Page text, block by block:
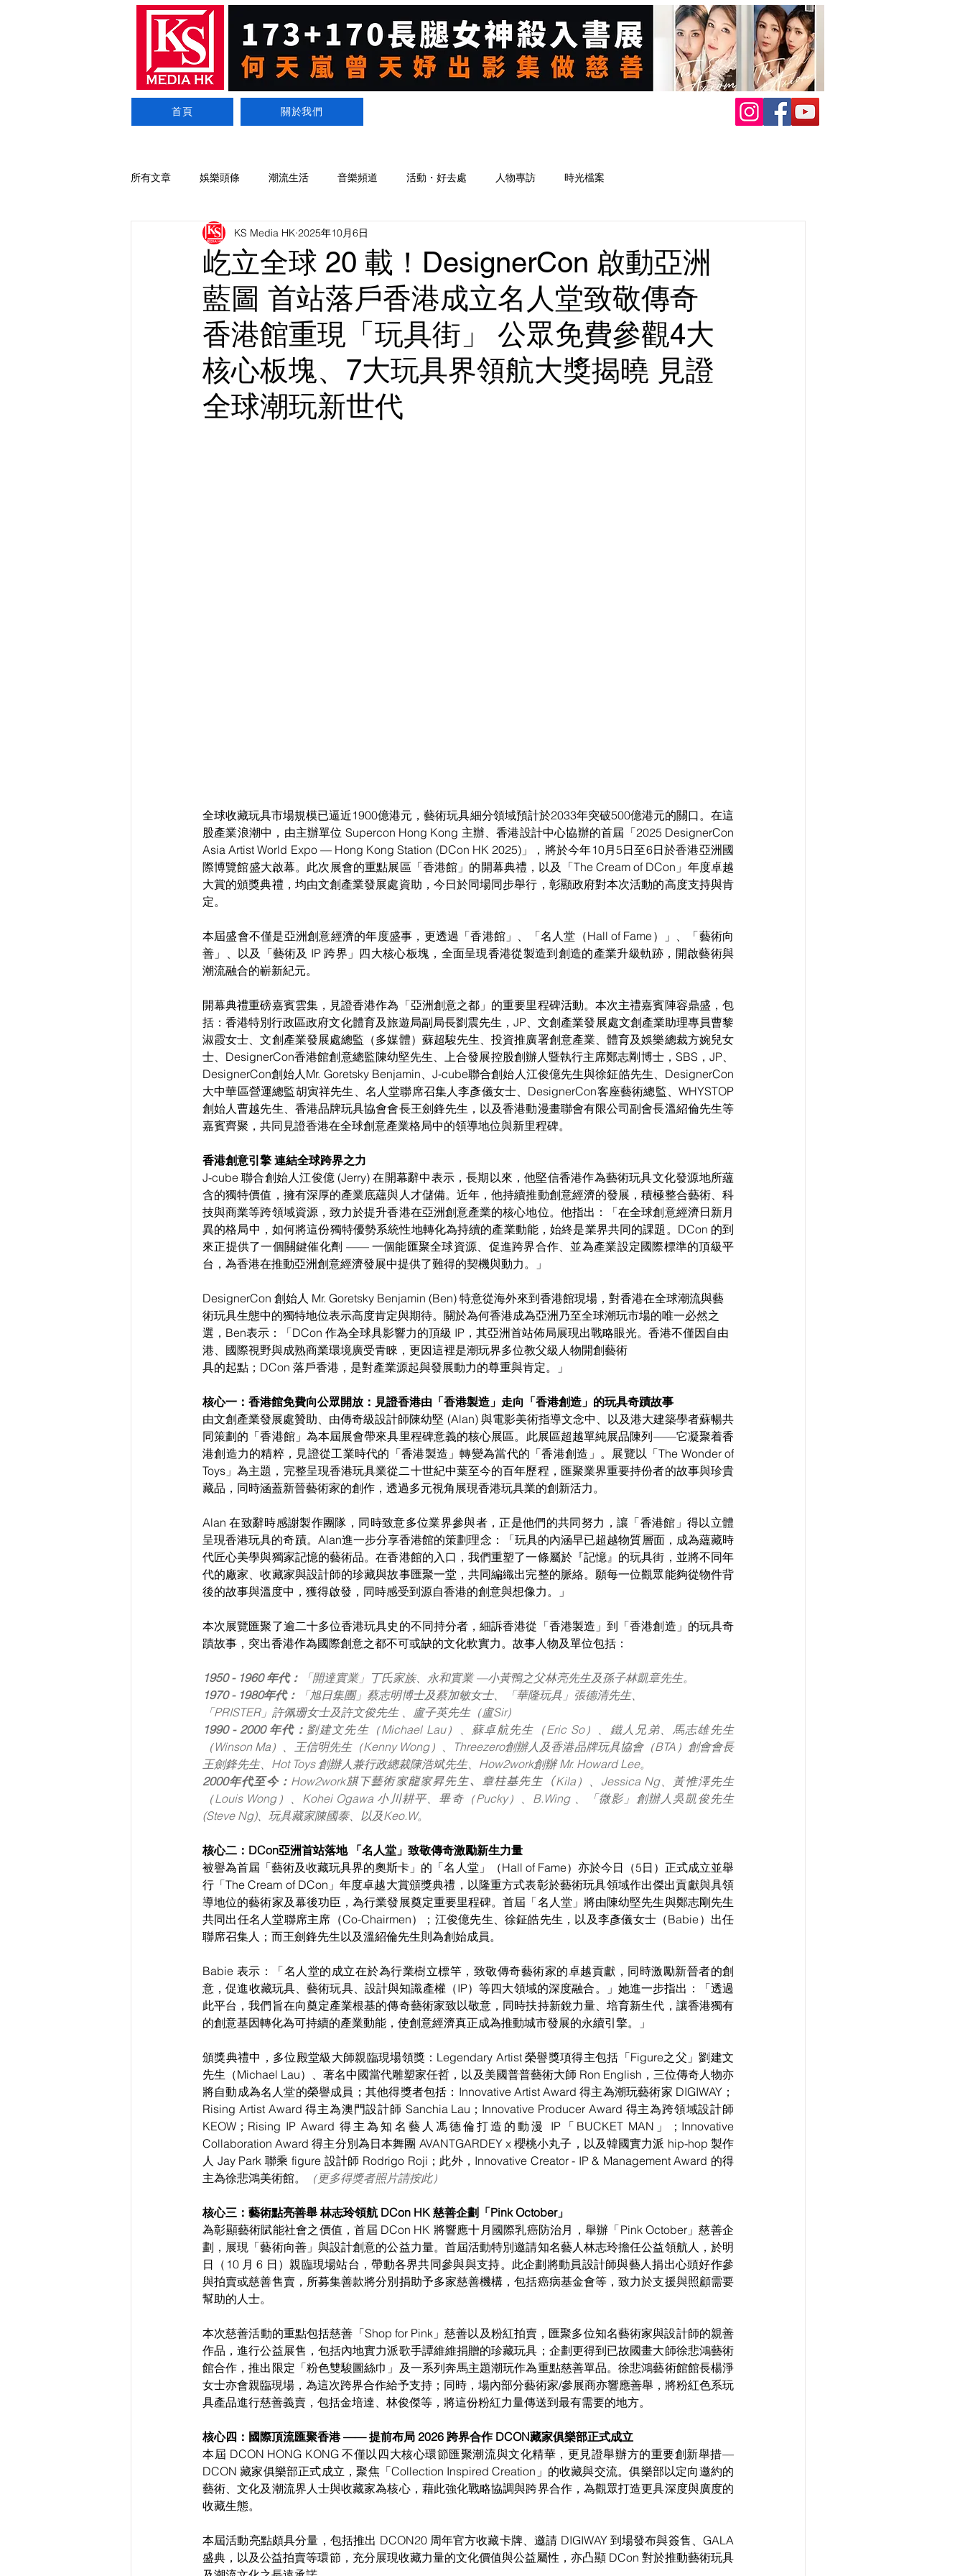
首頁 關於我們
所有文章 娛樂頭條 潮流生活 音樂頻道 活動・好去處 人物專訪 時光檔案
屹立全球 20 載！DesignerCon 啟動亞洲
藍圖 首站落戶香港成立名人堂致敬傳奇
香港館重現「玩具街」 公眾免費參觀4大
核心板塊、7大玩具界領航大獎揭曉 見證
全球潮玩新世代
KS Media HK 2025年10月6日
全球收藏玩具市場規模已逼近1900億港元，藝術玩具細分領域預計於2033年突破500億港元的關口。在這
股產業浪潮中，由主辦單位 Supercon Hong Kong 主辦、香港設計中心協辦的首屆「2025 DesignerCon
Asia Artist World Expo — Hong Kong Station (DCon HK 2025)」，將於今年10月5日至6日於香港亞洲國
際博覽館盛大啟幕。此次展會的重點展區「香港館」的開幕典禮，以及「The Cream of DCon」年度卓越
大賞的頒獎典禮，均由文創產業發展處資助，今日於同場同步舉行，彰顯政府對本次活動的高度支持與肯
定。
本屆盛會不僅是亞洲創意經濟的年度盛事，更透過「香港館」、「名人堂（Hall of Fame）」、「藝術向
善」、以及「藝術及 IP 跨界」四大核心板塊，全面呈現香港從製造到創造的產業升級軌跡，開啟藝術與
潮流融合的嶄新紀元。
開幕典禮重磅嘉賓雲集，見證香港作為「亞洲創意之都」的重要里程碑活動。本次主禮嘉賓陣容鼎盛，包
括：香港特別行政區政府文化體育及旅遊局副局長劉震先生，JP、文創產業發展處文創產業助理專員曹黎
淑霞女士、文創產業發展處總監（多媒體）蘇超駿先生、投資推廣署創意產業、體育及娛樂總裁方婉兒女
士、DesignerCon香港館創意總監陳幼堅先生、上合發展控股創辦人暨執行主席鄭志剛博士，SBS，JP、
DesignerCon創始人Mr. Goretsky Benjamin、J-cube聯合創始人江俊億先生與徐鉦皓先生、DesignerCon
大中華區營運總監胡寅祥先生、名人堂聯席召集人李彥儀女士、DesignerCon客座藝術總監、WHYSTOP
創始人曹越先生、香港品牌玩具協會會長王劍鋒先生，以及香港動漫畫聯會有限公司副會長溫紹倫先生等
嘉賓齊聚，共同見證香港在全球創意產業格局中的領導地位與新里程碑。
香港創意引擎 連結全球跨界之力
J-cube 聯合創始人江俊億 (Jerry) 在開幕辭中表示，長期以來，他堅信香港作為藝術玩具文化發源地所蘊
含的獨特價值，擁有深厚的產業底蘊與人才儲備。近年，他持續推動創意經濟的發展，積極整合藝術、科
技與商業等跨領域資源，致力於提升香港在亞洲創意產業的核心地位。他指出：「在全球創意經濟日新月
異的格局中，如何將這份獨特優勢系統性地轉化為持續的產業動能，始終是業界共同的課題。DCon 的到
來正提供了一個關鍵催化劑 —— 一個能匯聚全球資源、促進跨界合作、並為產業設定國際標準的頂級平
台，為香港在推動亞洲創意經濟發展中提供了難得的契機與動力。」
DesignerCon 創始人 Mr. Goretsky Benjamin (Ben) 特意從海外來到香港館現場，對香港在全球潮流與藝
術玩具生態中的獨特地位表示高度肯定與期待。關於為何香港成為亞洲乃至全球潮玩市場的唯一必然之
選，Ben表示：「DCon 作為全球具影響力的頂級 IP，其亞洲首站佈局展現出戰略眼光。香港不僅因自由
港、國際視野與成熟商業環境廣受青睞，更因這裡是潮玩界多位教父級人物開創藝術
具的起點；DCon 落戶香港，是對產業源起與發展動力的尊重與肯定。」
核心一：香港館免費向公眾開放：見證香港由「香港製造」走向「香港創造」的玩具奇蹟故事
由文創產業發展處贊助、由傳奇級設計師陳幼堅 (Alan) 與電影美術指導文念中、以及港大建築學者蘇暢共
同策劃的「香港館」為本屆展會帶來具里程碑意義的核心展區。此展區超越單純展品陳列——它凝聚着香
港創造力的精粹，見證從工業時代的「香港製造」轉變為當代的「香港創造」。展覽以「The Wonder of
Toys」為主題，完整呈現香港玩具業從二十世紀中葉至今的百年歷程，匯聚業界重要持份者的故事與珍貴
藏品，同時涵蓋新晉藝術家的創作，透過多元視角展現香港玩具業的創新活力。
Alan 在致辭時感謝製作團隊，同時致意多位業界參與者，正是他們的共同努力，讓「香港館」得以立體
呈現香港玩具的奇蹟。Alan進一步分享香港館的策劃理念：「玩具的內涵早已超越物質層面，成為蘊藏時
代匠心美學與獨家記憶的藝術品。在香港館的入口，我們重塑了一條屬於『記憶』的玩具街，並將不同年
代的廠家、收藏家與設計師的珍藏與故事匯聚一堂，共同編織出完整的脈絡。願每一位觀眾能夠從物件背
後的故事與溫度中，獲得啟發，同時感受到源自香港的創意與想像力。」
本次展覽匯聚了逾二十多位香港玩具史的不同持分者，細訴香港從「香港製造」到「香港創造」的玩具奇
蹟故事，突出香港作為國際創意之都不可或缺的文化軟實力。故事人物及單位包括：
1950 - 1960 年代：
「開達實業」丁氏家族、永和實業 —小黃鴨之父林亮先生及孫子林凱章先生。
1970 - 1980年代：
「旭日集團」蔡志明博士及蔡加敏女士、「華隆玩具」張德清先生、
「PRISTER」許佩珊女士及許文俊先生 、盧子英先生（盧Sir)
1990 - 2000 年代： 劉建文先生（Michael Lau）、蘇卓航先生（Eric So）、鐵人兄弟、馬志雄先生
（Winson Ma）、王信明先生（Kenny Wong）、Threezero創辦人及香港品牌玩具協會（BTA）創會會長
王劍鋒先生、Hot Toys 創辦人兼行政總裁陳浩斌先生、How2work創辦 Mr. Howard Lee。
2000年代至今： How2work𣄃下藝術家龍家昇先生、章柱基先生（Kila）、Jessica Ng、黃惟澤先生
（Louis Wong）、Kohei Ogawa 小川耕平、畢奇（Pucky）、B.Wing 、「微影」創辦人吳凱俊先生
(Steve Ng)、玩具藏家陳國泰、以及Keo.W。
核心二：DCon亞洲首站落地 「名人堂」致敬傳奇激勵新生力量
被譽為首屆「藝術及收藏玩具界的奧斯卡」的「名人堂」（Hall of Fame）亦於今日（5日）正式成立並舉
行「The Cream of DCon」年度卓越大賞頒獎典禮，以隆重方式表彰於藝術玩具領域作出傑出貢獻與具領
導地位的藝術家及幕後功臣，為行業發展奠定重要里程碑。首屆「名人堂」將由陳幼堅先生與鄭志剛先生
共同出任名人堂聯席主席（Co-Chairmen）；江俊億先生、徐鉦皓先生，以及李彥儀女士（Babie）出任
聯席召集人；而王劍鋒先生以及溫紹倫先生則為創始成員。
Babie 表示：「名人堂的成立在於為行業樹立標竿，致敬傳奇藝術家的卓越貢獻，同時激勵新晉者的創
意，促進收藏玩具、藝術玩具、設計與知識產權（IP）等四大領域的深度融合。」她進一步指出：「透過
此平台，我們旨在向奠定產業根基的傳奇藝術家致以敬意，同時扶持新銳力量、培育新生代，讓香港獨有
的創意基因轉化為可持續的產業動能，使創意經濟真正成為推動城市發展的永續引擎。」
頒獎典禮中，多位殿堂級大師親臨現場領獎：Legendary Artist 榮譽獎項得主包括「Figure之父」劉建文
先生（Michael Lau）、著名中國當代雕塑家任哲，以及美國普普藝術大師 Ron English，三位傳奇人物亦
將自動成為名人堂的榮譽成員；其他得獎者包括：Innovative Artist Award 得主為潮玩藝術家 DIGIWAY；
Rising Artist Award 得主為澳門設計師 Sanchia Lau；Innovative Producer Award 得主為跨領域設計師
KEOW；Rising IP Award 得主為知名藝人馮德倫打造的動漫 IP「BUCKET MAN」；Innovative
Collaboration Award 得主分別為日本舞團 AVANTGARDEY x 櫻桃小丸子，以及韓國實力派 hip-hop 製作
人 Jay Park 聯乘 figure 設計師 Rodrigo Roji；此外，Innovative Creator - IP & Management Award 的得
主為徐悲鴻美術館。
（更多得獎者照片請按此）
核心三：藝術點亮善舉 林志玲領航 DCon HK 慈善企劃「Pink October」
為彰顯藝術賦能社會之價值，首屆 DCon HK 將響應十月國際乳癌防治月，舉辦「Pink October」慈善企
劃，展現「藝術向善」與設計創意的公益力量。首屆活動特別邀請知名藝人林志玲擔任公益領航人，於明
日（10 月 6 日）親臨現場站台，帶動各界共同參與與支持。此企劃將動員設計師與藝人捐出心頭好作參
與拍賣或慈善售賣，所募集善款將分別捐助予多家慈善機構，包括癌病基金會等，致力於支援與照顧需要
幫助的人士。
本次慈善活動的重點包括慈善「Shop for Pink」慈善以及粉紅拍賣，匯聚多位知名藝術家與設計師的親善
作品，進行公益展售，包括內地實力派歌手譚維維捐贈的珍藏玩具；企劃更得到已故國畫大師徐悲鴻藝術
館合作，推出限定「粉色雙駿圖絲巾」及一系列奔馬主題潮玩作為重點慈善單品。徐悲鴻藝術館館長楊淨
女士亦會親臨現場，為這次跨界合作給予支持；同時，場內部分藝術家/參展商亦響應善舉，將粉紅色系玩
具產品進行慈善義賣，包括金培達、林俊傑等，將這份粉紅力量傳送到最有需要的地方。
核心四：國際頂流匯聚香港 —— 提前布局 2026 跨界合作 DCON藏家俱樂部正式成立
本屆 DCON HONG KONG 不僅以四大核心環節匯聚潮流與文化精華，更見證舉辦方的重要創新舉措—
DCON 藏家俱樂部正式成立，聚焦「Collection Inspired Creation」的收藏與交流。俱樂部以定向邀約的
藝術、文化及潮流界人士與收藏家為核心，藉此強化戰略協調與跨界合作，為觀眾打造更具深度與廣度的
收藏生態。
本屆活動亮點頗具分量，包括推出 DCON20 周年官方收藏卡牌、邀請 DIGIWAY 到場發布與簽售、GALA
盛典，以及公益拍賣等環節，充分展現收藏力量的文化價值與公益屬性，亦凸顯 DCon 對於推動藝術玩具